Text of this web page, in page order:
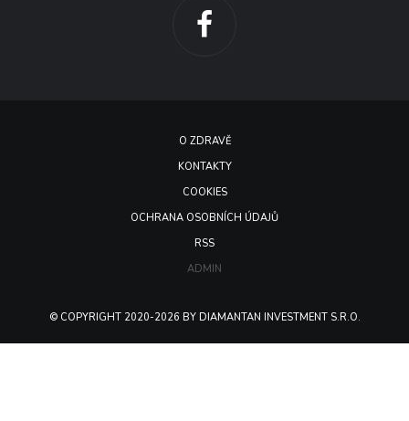
O ZDRAVĚ
KONTAKTY
COOKIES
OCHRANA OSOBNÍCH ÚDAJŮ
RSS
ADMIN
© COPYRIGHT 2020-2026 BY DIAMANTAN INVESTMENT S.R.O.